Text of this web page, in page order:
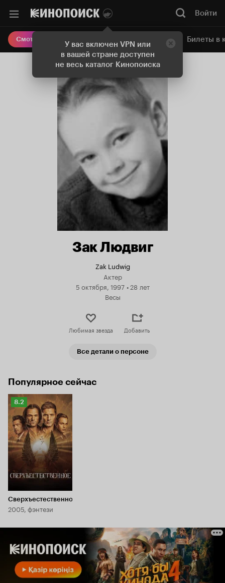
У вас включен VPN или
в вашей стране доступен
не весь каталог Кинопоиска
Войти
Смотреть кино Онлайн-кинотеатр Билеты в
Зак Людвиг
Zak Ludwig
Актер
5 октября, 1997 •28 лет
Весы
Любимая звезда Добавить
Все детали о персоне
Популярное сейчас
Рейтинг
Кинопоиска
8.2
8.2
Сверхъестественное
2005, фэнтези